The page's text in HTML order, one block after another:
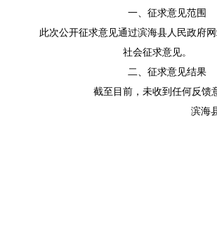
一、征求意见范围
此次公开征求意见通过滨海县人民政府
社会征求意见。
二、征求意见结果
截至目前，未收到任何反馈
滨海